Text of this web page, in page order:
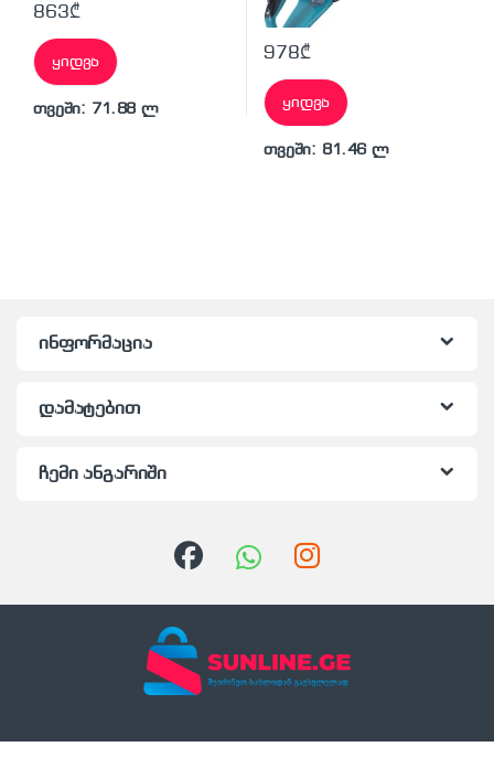
863₾
ყიდვა
თვეში: 71.88 ლ
978₾
ყიდვა
თვეში: 81.46 ლ
ინფორმაცია
დამატებით
ჩემი ანგარიში